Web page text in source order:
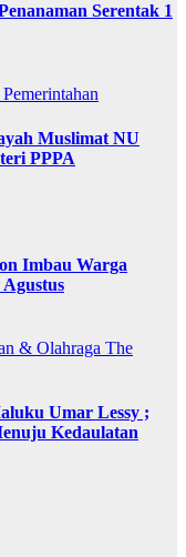
Serentak 1
Muslimat NU
PPPA
Imbau Warga
& Olahraga The
Umar Lessy ;
Kedaulatan